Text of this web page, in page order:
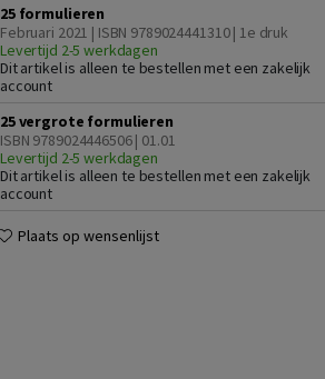
25 formulieren
Februari 2021 | ISBN 9789024441310 | 1e druk
Levertijd 2-5 werkdagen
Dit artikel is alleen te bestellen met een zakelijk
account
25 vergrote formulieren
ISBN 9789024446506 | 01.01
Levertijd 2-5 werkdagen
Dit artikel is alleen te bestellen met een zakelijk
account
Plaats op wensenlijst